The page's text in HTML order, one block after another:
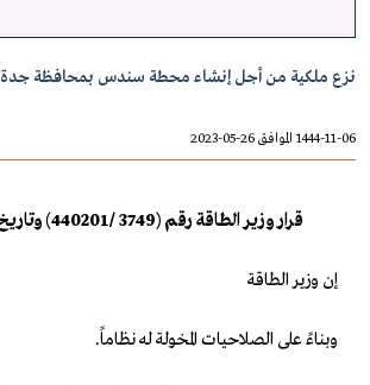
نزع ملكية من أجل إنشاء محطة سندس بمحافظة جدة
1444-11-06 الموافق 26-05-2023
قرار وزير الطاقة رقم (3749 /440201) وتاريخ 25 /10 /1444هـ
إن وزير الطاقة
وبناءً على الصلاحيات المخولة له نظاماً.